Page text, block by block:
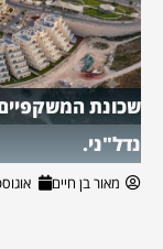
שכונת
נדל"ני.
מאור בן חיים אוגוסט 5,